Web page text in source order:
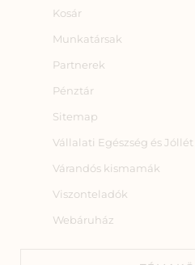
Kosár
Munkatársak
Partnerek
Pénztár
Sitemap
Vállalati Egészség és
Várandós kismamák
Viszonteladók
Webáruház